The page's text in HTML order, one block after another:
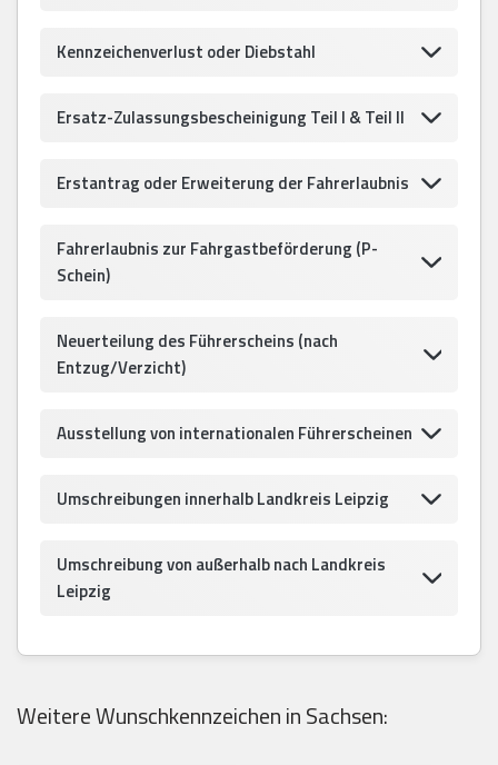
Kennzeichenverlust oder Diebstahl
Ersatz-Zulassungsbescheinigung Teil I & Teil II
Erstantrag oder Erweiterung der Fahrerlaubnis
Fahrerlaubnis zur Fahrgastbeförderung (P-
Schein)
Neuerteilung des Führerscheins (nach
Entzug/Verzicht)
Ausstellung von internationalen Führerscheinen
Umschreibungen innerhalb Landkreis Leipzig
Umschreibung von außerhalb nach Landkreis
Leipzig
Weitere Wunschkennzeichen in Sachsen: